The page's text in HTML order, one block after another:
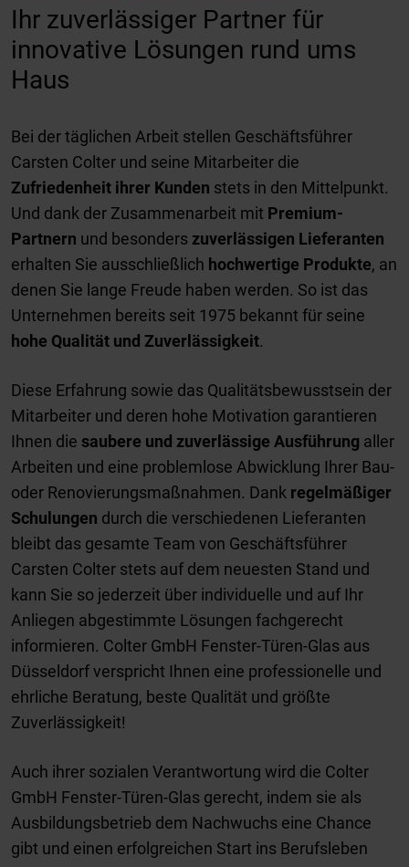
Ihr zuverlässiger Partner für
innovative Lösungen rund ums
Haus
Bei der täglichen Arbeit stellen Geschäftsführer
Carsten Colter und seine Mitarbeiter die
Zufriedenheit ihrer Kunden stets in den Mittelpunkt.
Und dank der Zusammenarbeit mit Premium-
Partnern und besonders zuverlässigen Lieferanten
erhalten Sie ausschließlich hochwertige Produkte, an
denen Sie lange Freude haben werden. So ist das
Unternehmen bereits seit 1975 bekannt für seine
hohe Qualität und Zuverlässigkeit.
Diese Erfahrung sowie das Qualitätsbewusstsein der
Mitarbeiter und deren hohe Motivation garantieren
Ihnen die saubere und zuverlässige Ausführung aller
Arbeiten und eine problemlose Abwicklung Ihrer Bau-
oder Renovierungsmaßnahmen. Dank regelmäßiger
Schulungen durch die verschiedenen Lieferanten
bleibt das gesamte Team von Geschäftsführer
Carsten Colter stets auf dem neuesten Stand und
kann Sie so jederzeit über individuelle und auf Ihr
Anliegen abgestimmte Lösungen fachgerecht
informieren. Colter GmbH Fenster-Türen-Glas aus
Düsseldorf verspricht Ihnen eine professionelle und
ehrliche Beratung, beste Qualität und größte
Zuverlässigkeit!
Auch ihrer sozialen Verantwortung wird die Colter
GmbH Fenster-Türen-Glas gerecht, indem sie als
Ausbildungsbetrieb dem Nachwuchs eine Chance
gibt und einen erfolgreichen Start ins Berufsleben